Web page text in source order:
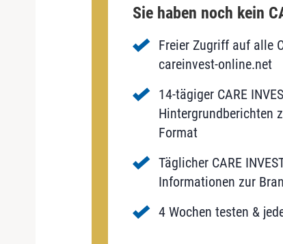
Sie haben noch kein
Freier Zugriff auf alle
careinvest-online.net
14-tägiger CARE
Hintergrundberichten
Format
Täglicher CARE
Informationen zur
4 Wochen testen &